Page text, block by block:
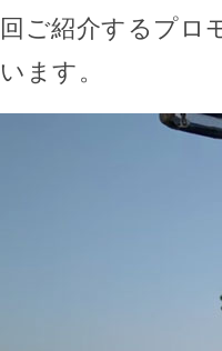
回ご紹介するプロ
います。